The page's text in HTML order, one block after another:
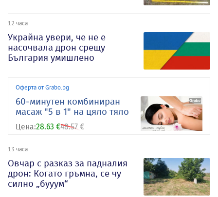
12 часа
Украйна увери, че не е
насочвала дрон срещу
България умишлено
Оферта от Grabo.bg
60-минутен комбиниран
масаж "5 в 1" на цяло тяло
Цена:28.63 €48.57 €
13 часа
Овчар с разказ за падналия
дрон: Когато гръмна, се чу
силно „бууум“